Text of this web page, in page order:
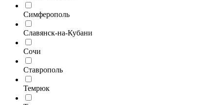
Симферополь
Славянск-на-Кубани
Сочи
Ставрополь
Темрюк